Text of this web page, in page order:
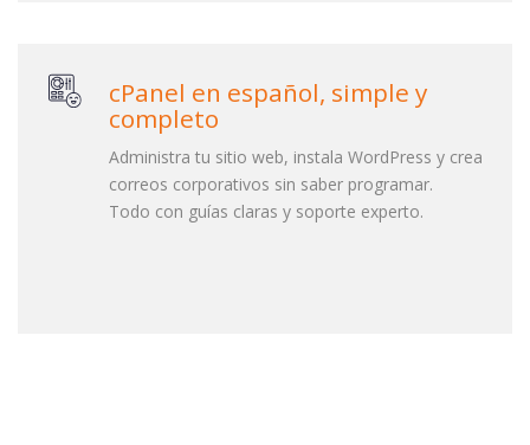
cPanel en español, simple y
completo
Administra tu sitio web, instala WordPress y crea
correos corporativos sin saber programar.
Todo con guías claras y soporte experto.